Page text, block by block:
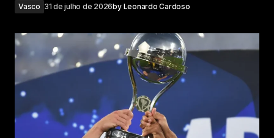
Vasco 31 de julho de 2026by Leonardo Cardoso